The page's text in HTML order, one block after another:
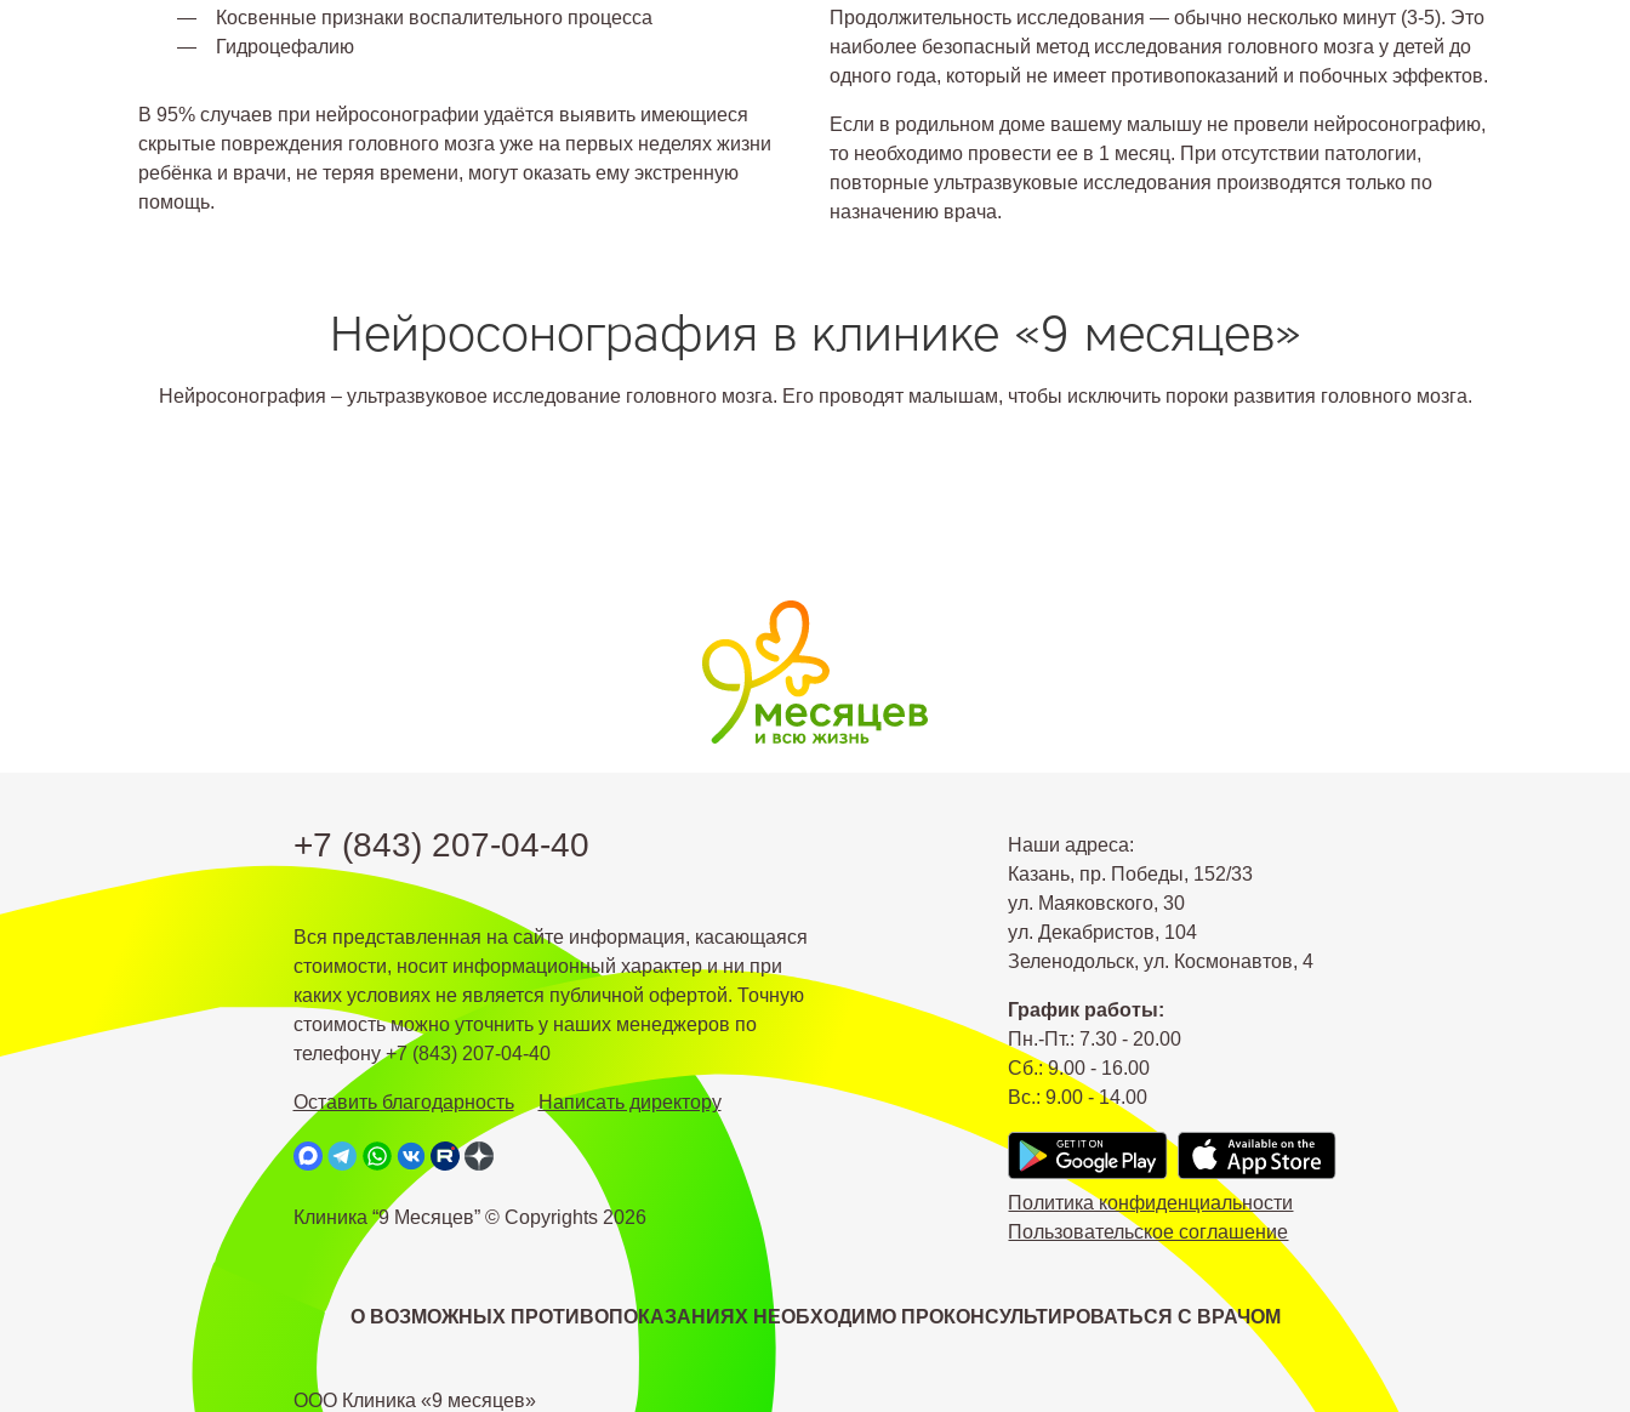
Косвенные признаки воспалительного процесса
Гидроцефалию
В 95% случаев при нейросонографии удаётся выявить имеющиеся
скрытые повреждения головного мозга уже на первых неделях жизни
ребёнка и врачи, не теряя времени, могут оказать ему экстренную
помощь.
Продолжительность исследования — обычно несколько минут (3-5). Это
наиболее безопасный метод исследования головного мозга у детей до
одного года, который не имеет противопоказаний и побочных эффектов.
Если в родильном доме вашему малышу не провели нейросонографию,
то необходимо провести ее в 1 месяц. При отсутствии патологии,
повторные ультразвуковые исследования производятся только по
назначению врача.
Нейросонография в клинике «9 месяцев»
Нейросонография – ультразвуковое исследование головного мозга. Его проводят малышам, чтобы исключить пороки развития головного мозга.
+7 (843) 207-04-40
Вся представленная на сайте информация, касающаяся
стоимости, носит информационный характер и ни при
каких условиях не является публичной офертой. Точную
стоимость можно уточнить у наших менеджеров по
телефону +7 (843) 207-04-40
Оставить благодарность Написать директору
Наши адреса:
Казань, пр. Победы, 152/33
ул. Маяковского, 30
ул. Декабристов, 104
Зеленодольск, ул. Космонавтов, 4
График работы:
Пн.-Пт.: 7.30 - 20.00
Сб.: 9.00 - 16.00
Вс.: 9.00 - 14.00
Клиника “9 Месяцев” © Copyrights 2026
Политика конфиденциальности
Пользовательское соглашение
О ВОЗМОЖНЫХ ПРОТИВОПОКАЗАНИЯХ НЕОБХОДИМО ПРОКОНСУЛЬТИРОВАТЬСЯ С ВРАЧОМ
ООО Клиника «9 месяцев»